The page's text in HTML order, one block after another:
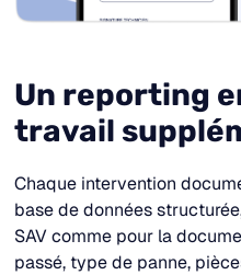
Un reporting
travail
Chaque intervention
base de données
SAV comme pour la
passé, type de panne,